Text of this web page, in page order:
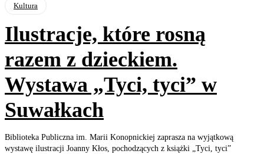
Kultura
Ilustracje, które rosną
razem z dzieckiem.
Wystawa „Tyci, tyci” w
Suwałkach
Biblioteka Publiczna im. Marii Konopnickiej zaprasza na wyjątkową
wystawę ilustracji Joanny Kłos, pochodzących z książki „Tyci, tyci”